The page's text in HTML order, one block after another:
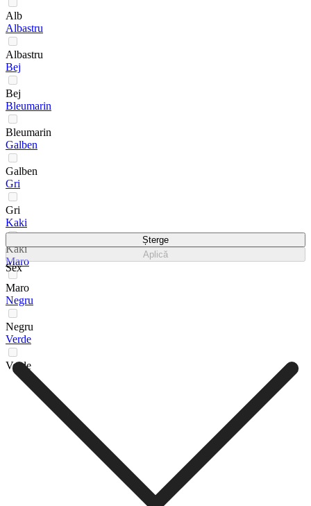
Alb
Albastru
Albastru
Bej
Bej
Bleumarin
Bleumarin
Galben
Galben
Gri
Gri
Kaki
Kaki
Maro
Maro
Negru
Negru
Verde
Verde
Șterge
Aplică
Sex